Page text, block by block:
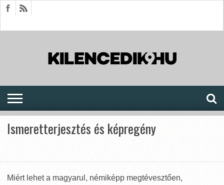
Ismeretterjesztés és képregény
Miért lehet a magyarul, némiképp megtévesztően,